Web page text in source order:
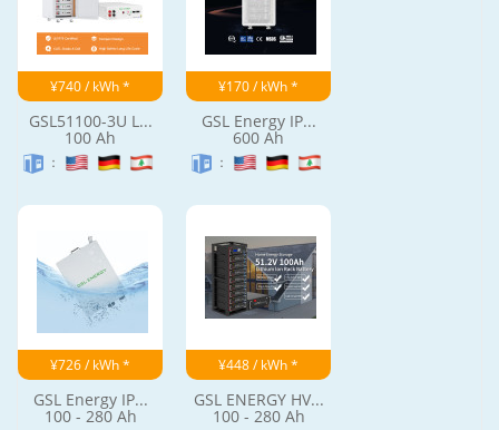
¥740 / kWh *
GSL51100-3U L...
100 Ah
：
¥170 / kWh *
GSL Energy IP...
600 Ah
：
¥726 / kWh *
GSL Energy IP...
100 - 280 Ah
¥448 / kWh *
GSL ENERGY HV...
100 - 280 Ah